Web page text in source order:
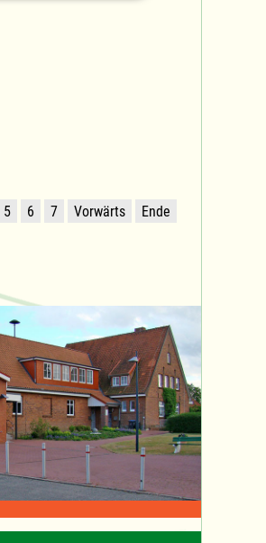
5 6 7 Vorwärts Ende